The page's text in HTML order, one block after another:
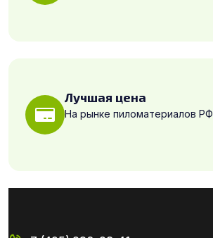
Лучшая цена
На рынке пиломатериалов РФ